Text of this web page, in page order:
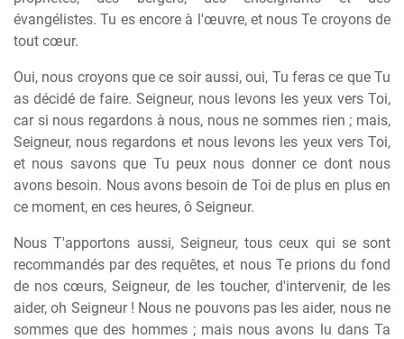
évangélistes. Tu es encore à l'œuvre, et nous Te croyons de
tout cœur.
Oui, nous croyons que ce soir aussi, oui, Tu feras ce que Tu
as décidé de faire. Seigneur, nous levons les yeux vers Toi,
car si nous regardons à nous, nous ne sommes rien ; mais,
Seigneur, nous regardons et nous levons les yeux vers Toi,
et nous savons que Tu peux nous donner ce dont nous
avons besoin. Nous avons besoin de Toi de plus en plus en
ce moment, en ces heures, ô Seigneur.
Nous T'apportons aussi, Seigneur, tous ceux qui se sont
recommandés par des requêtes, et nous Te prions du fond
de nos cœurs, Seigneur, de les toucher, d'intervenir, de les
aider, oh Seigneur ! Nous ne pouvons pas les aider, nous ne
sommes que des hommes ; mais nous avons lu dans Ta